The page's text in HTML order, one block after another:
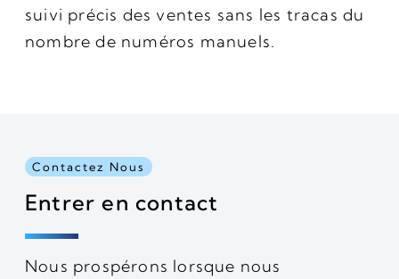
suivi précis des ventes sans les tracas du
nombre de numéros manuels.
Contactez Nous
Entrer en contact
Nous prospérons lorsque nous